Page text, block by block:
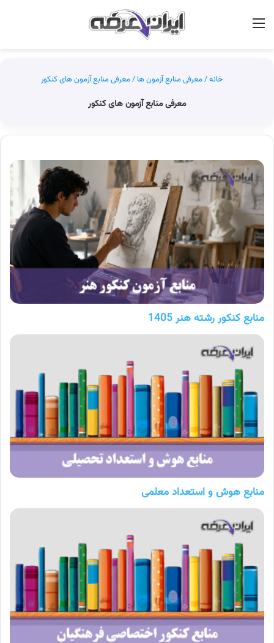
خانه/معرفی منابع آزمون ها /معرفی منابع آزمون های کنکور
معرفی منابع آزمون های کنکور
منابع کنکور رشته هنر 1405
منابع هوش و استعداد معلمی